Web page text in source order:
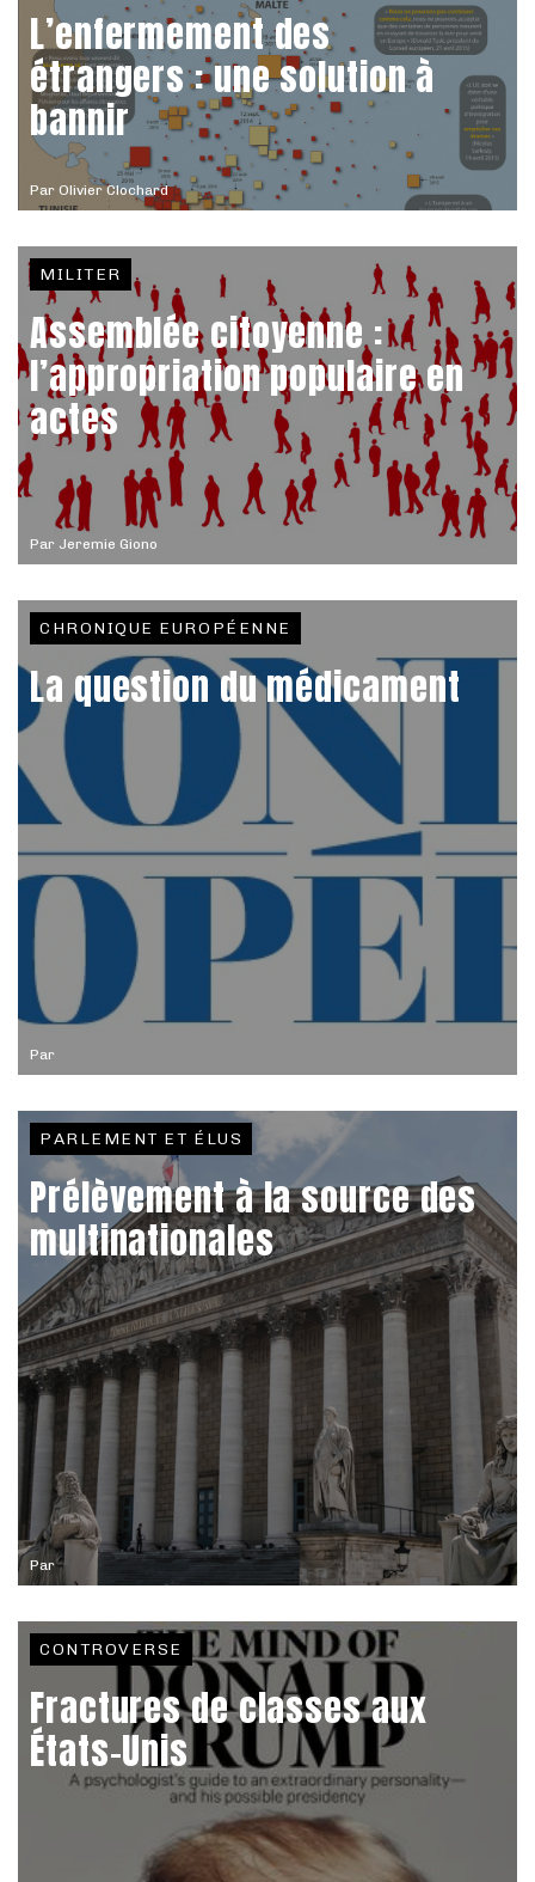
Par Olivier Clochard
L’enfermement des
étrangers : une solution à
bannir
Par Jeremie Giono
MILITER
Assemblée citoyenne :
l’appropriation populaire en
actes
Par
CHRONIQUE EUROPÉENNE
La question du médicament
Par
PARLEMENT ET ÉLUS
Prélèvement à la source des
multinationales
CONTROVERSE
Fractures de classes aux
États-Unis